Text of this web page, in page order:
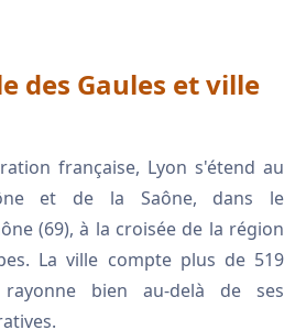
des Gaules et ville
française, Lyon s'étend au
et de la Saône, dans le
(69), à la croisée de la région
La ville compte plus de 519
bien au-delà de ses